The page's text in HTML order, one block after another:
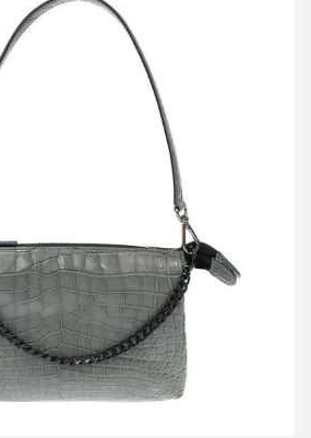
クション CROCO SHOULDER LIBERO
ダイルレザーショルダーバッグ
詳しく見る